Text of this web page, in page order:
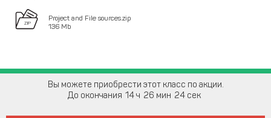
Project and File sources.zip
136 Mb
Вы можете приобрести этот класс по акции.
До окончания 14 26 24